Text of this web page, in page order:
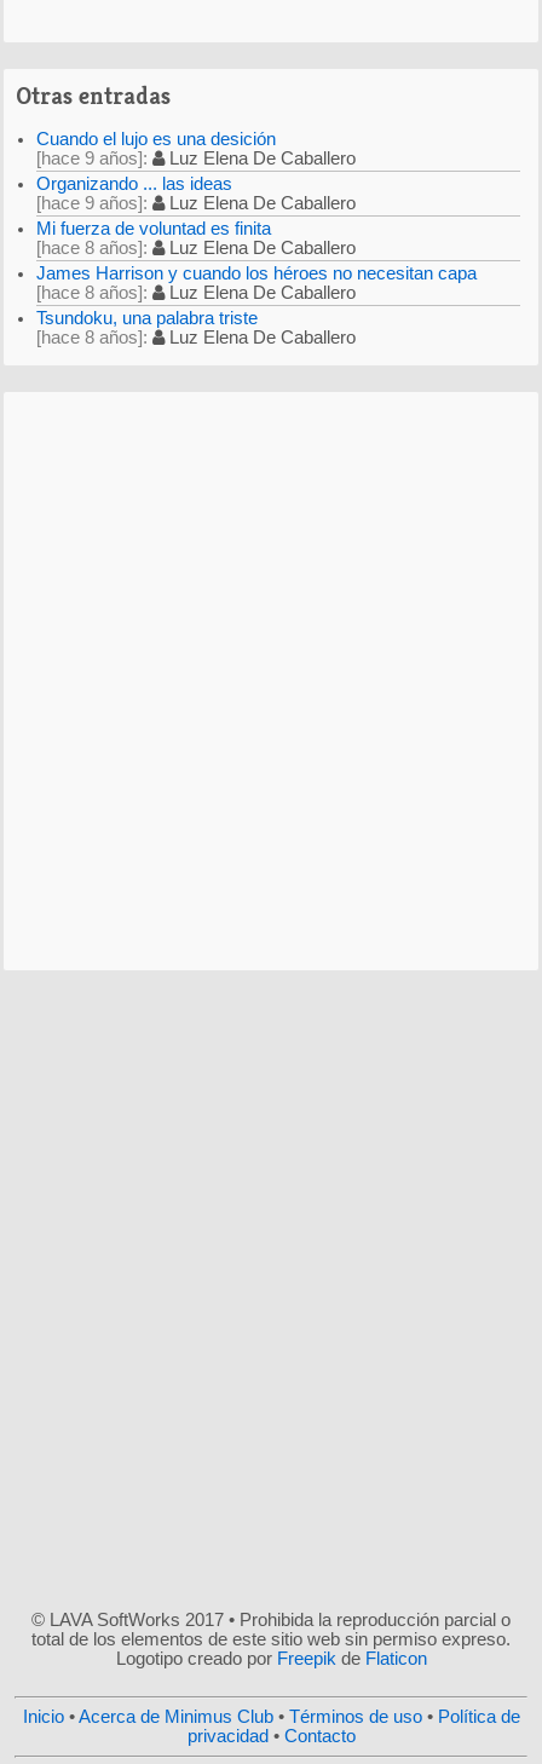
Otras entradas
Cuando el lujo es una desición
hace 9 años
Luz Elena De Caballero
Organizando ... las ideas
hace 9 años
Luz Elena De Caballero
Mi fuerza de voluntad es finita
hace 8 años
Luz Elena De Caballero
James Harrison y cuando los héroes no necesitan capa
hace 8 años
Luz Elena De Caballero
Tsundoku, una palabra triste
hace 8 años
Luz Elena De Caballero
© LAVA SoftWorks 2017 • Prohibida la reproducción parcial o
total de los elementos de este sitio web sin permiso expreso.
Logotipo creado por Freepik de Flaticon
Inicio•Acerca de Minimus Club• Términos de uso• Política de
privacidad • Contacto